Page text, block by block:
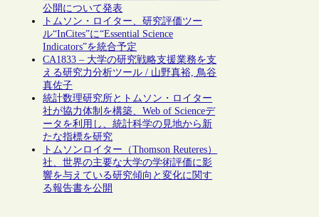
公開について発表
トムソン・ロイター、研究評価ツー
ル“InCites”に“Essential Science
Indicators”を統合予定
CA1833 – 大学の研究戦略支援業務を支
える研究力分析ツール / 山野真裕, 鳥谷
真佐子
統計数理研究所とトムソン・ロイター
社が協力体制を構築、Web of Scienceデ
ータを利用し、統計科学の見地から新
たな指標を研究
トムソンロイター（Thomson Reuteres）
社、世界の主要な大学の学術評価に影
響を与えている研究傾向と変化に関す
る報告書を公開